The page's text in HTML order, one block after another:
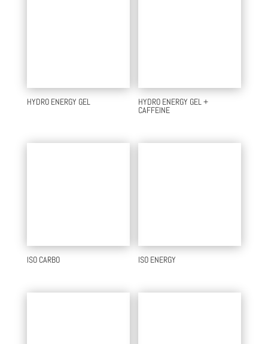
HYDRO ENERGY GEL HYDRO ENERGY GEL +
CAFFEINE
ISO CARBO ISO ENERGY